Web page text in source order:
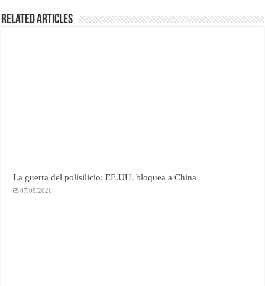
Related Articles
La guerra del polisilicio: EE.UU. bloquea a China
07/08/2026